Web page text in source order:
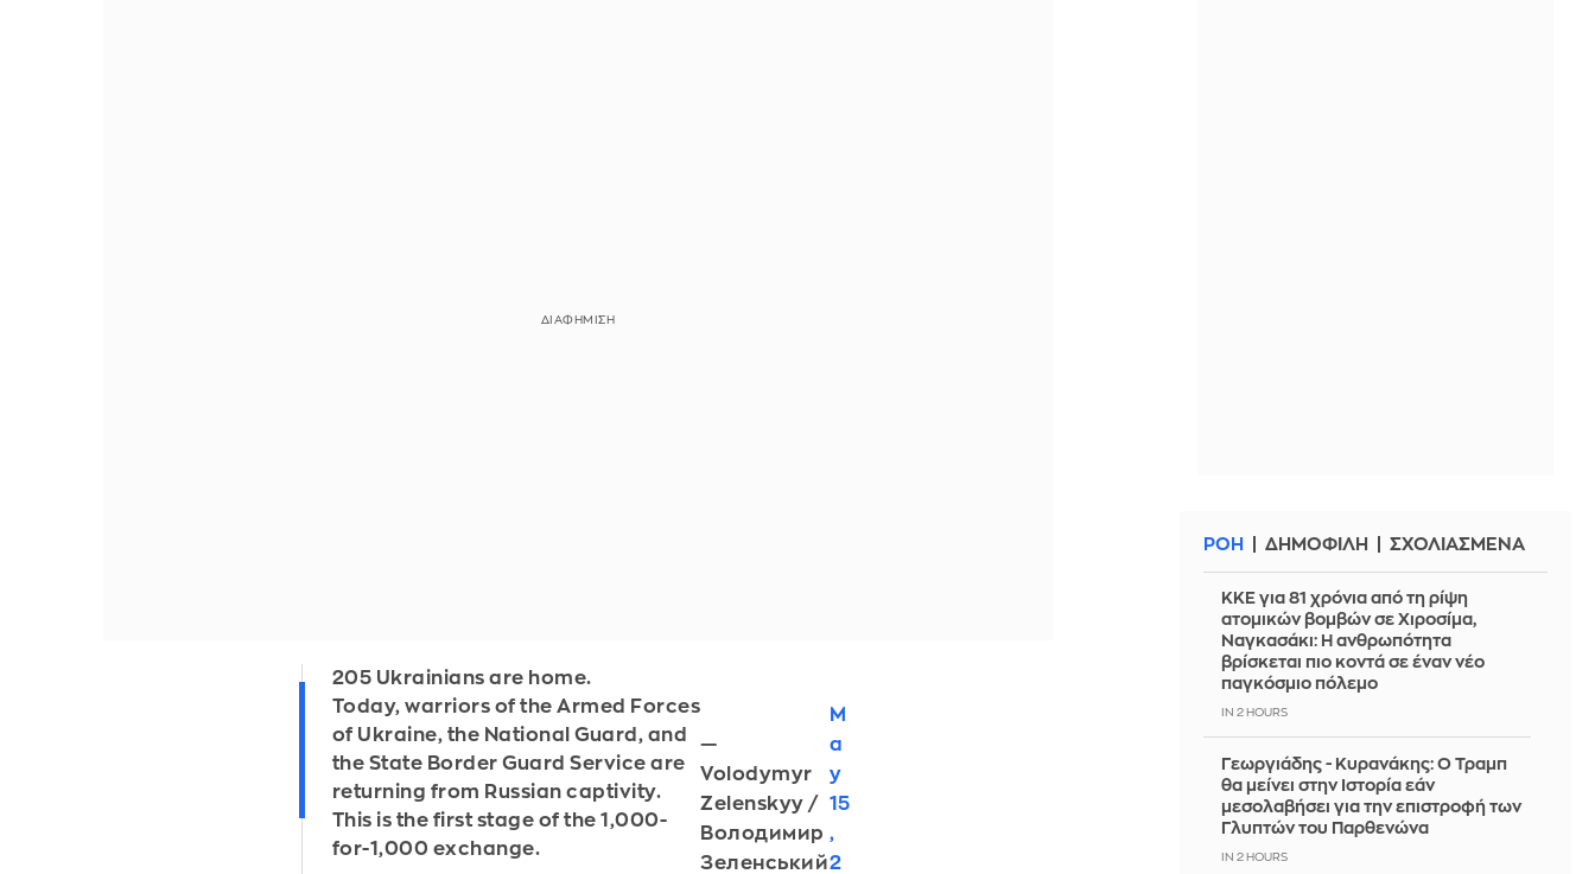
205 Ukrainians are home.
Today, warriors of the Armed Forces
of Ukraine, the National Guard, and
the State Border Guard Service are
returning from Russian captivity.
This is the first stage of the 1,000-
for-1,000 exchange.
—
Volodymyr
Zelenskyy /
Володимир
Зеленський
M
a
y
15
,
2
ΡΟΗ ΔΗΜΟΦΙΛΗ ΣΧΟΛΙΑΣΜΕΝΑ
ΚΚΕ για 81 χρόνια από τη ρίψη
ατομικών βομβών σε Χιροσίμα,
Ναγκασάκι: Η ανθρωπότητα
βρίσκεται πιο κοντά σε έναν νέο
παγκόσμιο πόλεμο
IN 2 HOURS
Γεωργιάδης - Κυρανάκης: Ο Τραμπ
θα μείνει στην Ιστορία εάν
μεσολαβήσει για την επιστροφή των
Γλυπτών του Παρθενώνα
IN 2 HOURS